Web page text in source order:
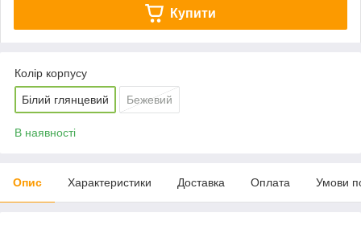
Купити
Колір корпусу
Білий глянцевий Бежевий
В наявності
Опис Характеристики Доставка Оплата Умови